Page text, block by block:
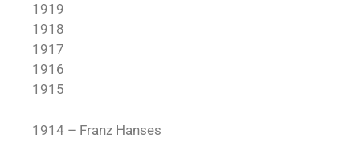
1919
1918
1917
1916
1915
1914 – Franz Hanses